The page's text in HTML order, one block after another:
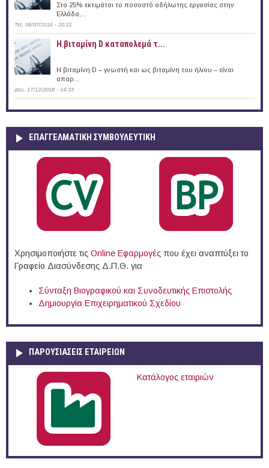
Στο 25% εκτιμάται το ποσοστό αδήλωτης εργασίας στην
Ελλάδα,...
Τετ, 06/07/2016 - 20:21
Η βιταμίνη D καταπολεμά τ...
Η βιταμίνη D – γνωστή και ως βιταμίνη του ήλιου – είναι
απαρ...
Δευ, 17/12/2018 - 14:33
ΕΠΑΓΓΕΛΜΑΤΙΚΉ ΣΥΜΒΟΥΛΕΥΤΙΚΉ
Χρησιμοποιήστε τις Online Eφαρμογές που έχει αναπτύξει το
Γραφείο Διασύνδεσης Δ.Π.Θ. για
Σύνταξη Βιογραφικού και Συνοδευτικής Επιστολής
Δημιουργία Επιχειρηματικού Σχεδίου
ΠΑΡΟΥΣΙΆΣΕΙΣ ΕΤΑΙΡΕΙΏΝ
Κατάλογος εταιριών